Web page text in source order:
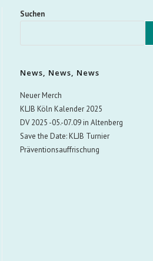
Suchen
News, News, News
Neuer Merch
KLJB Köln Kalender 2025
DV 2025 -05.-07.09 in Altenberg
Save the Date: KLJB Turnier
Präventionsauffrischung